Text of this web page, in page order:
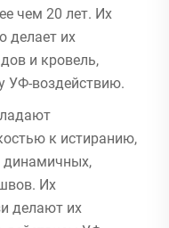
чем 20 лет. Их
делает их
и кровель,
УФ-воздействию.
к истиранию,
динамичных,
Их
делают их